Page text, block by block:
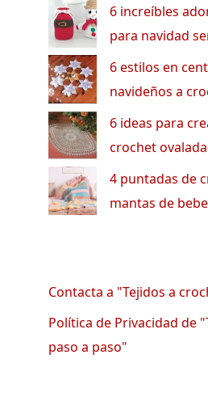
6 increíbles
para navidad
6 estilos en
navideños a
6 ideas para
crochet
4 puntadas de
mantas de
Contacta a "Tejidos a
Política de Privacidad de
paso a paso"